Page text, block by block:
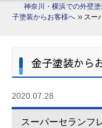
神奈川・横浜での外壁
子塗装からお客様へ
スー
金子塗装から
2020.07.28
スーパーセランフ